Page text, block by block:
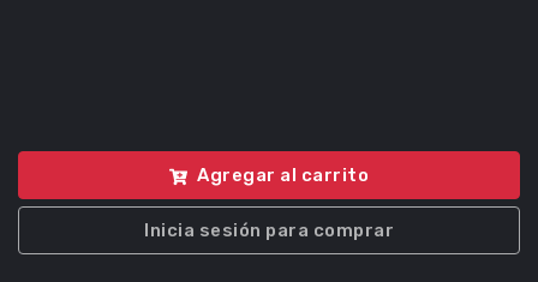
Agregar al carrito
Inicia sesión para comprar